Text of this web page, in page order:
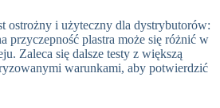
ostrożny i użyteczny dla dystrybutorów:
przyczepność plastra może się różnić w
Zaleca się dalsze testy z większą
warunkami, aby potwierdzić